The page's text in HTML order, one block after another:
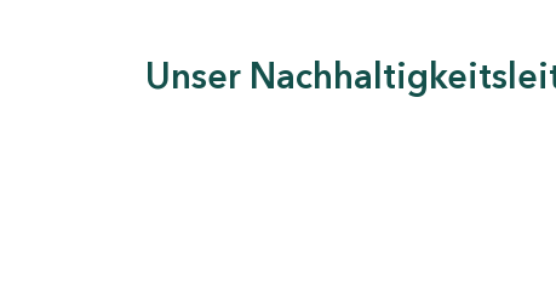
Unser